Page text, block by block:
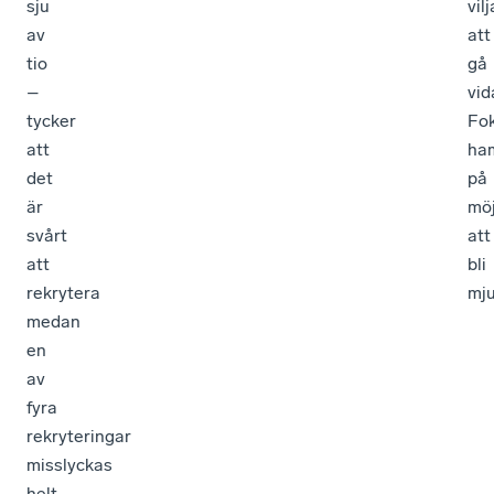
sju
av
tio
–
tycker
att
det
är
svårt
att
rekrytera
medan
en
av
fyra
rekryteringar
misslyckas
att
gå
på
att
bli